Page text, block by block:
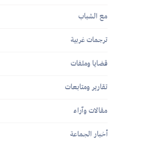
مع الشباب
ترجمات غربية
قضايا وملفات
تقارير ومتابعات
مقالات وآراء
أخبار الجماعة